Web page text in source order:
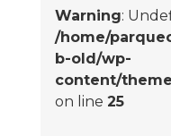
Warning:
/home/
b-old/wp-
content/
on line 25